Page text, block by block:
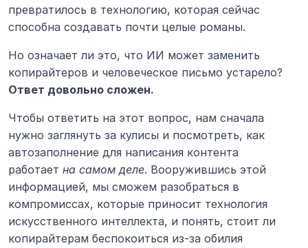
превратилось в технологию, которая сейчас
способна создавать почти целые романы.
Но означает ли это, что ИИ может заменить
копирайтеров и человеческое письмо устарело?
Ответ довольно сложен.
Чтобы ответить на этот вопрос, нам сначала
нужно заглянуть за кулисы и посмотреть, как
автозаполнение для написания контента
работает на самом деле. Вооружившись этой
информацией, мы сможем разобраться в
компромиссах, которые приносит технология
искусственного интеллекта, и понять, стоит ли
копирайтерам беспокоиться из-за обилия